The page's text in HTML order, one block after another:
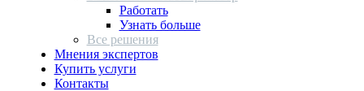
Работать
Узнать больше
Все решения
Мнения экспертов
Купить услуги
Контакты